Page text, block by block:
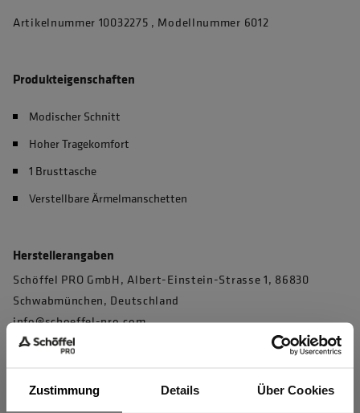
Zustimmung Details Über Cookies
Artikelnummer 10032275 , Modellnummer 6012
Produkteigenschaften
Modischer Schnitt
Hoher Tragekomfort
1 Brusttasche
Verstellbare Ärmelmanschetten
Herstellerangaben
Schöffel PRO GmbH, Albert-Einstein-Strasse 1, 86830
Schwabmünchen, Deutschland
info@schoeffel-pro.com
Materialeigenschaften